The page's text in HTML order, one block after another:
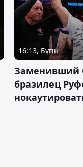
16:13, Бүгін
Заменивший
бразилец